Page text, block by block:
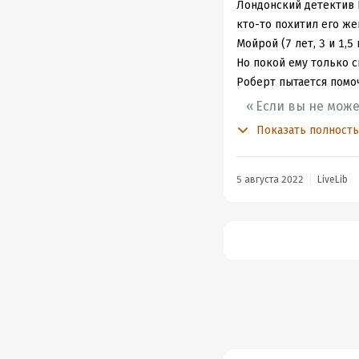
развлекательная
вышло немало
книгу. Но особого
Лондонский детектив
кто-то похитил его
Мойрой (7 лет, 3 и 1,5
Но покой ему только
Роберт пытается
Если вы не
состоянии
А чуть позже
Уморительные
Сам Роберт
Детективная
Показать
5 августа 2022 LiveLib